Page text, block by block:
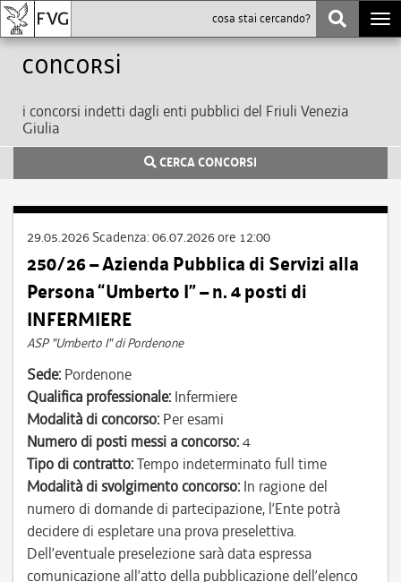
Concorsi
i concorsi indetti dagli enti pubblici del Friuli Venezia
Giulia
CERCA CONCORSI
29.05.2026 Scadenza: 06.07.2026 ore 12:00
250/26 – Azienda Pubblica di Servizi alla
Persona “Umberto I” – n. 4 posti di
INFERMIERE
ASP "Umberto I" di Pordenone
Sede: Pordenone
Qualifica professionale: Infermiere
Modalità di concorso: Per esami
Numero di posti messi a concorso:4
Tipo di contratto:Tempo indeterminato full time
Modalità di svolgimento concorso: In ragione del
numero di domande di partecipazione, l’Ente potrà
decidere di espletare una prova preselettiva.
Dell’eventuale preselezione sarà data espressa
comunicazione all’atto della pubblicazione dell’elenco